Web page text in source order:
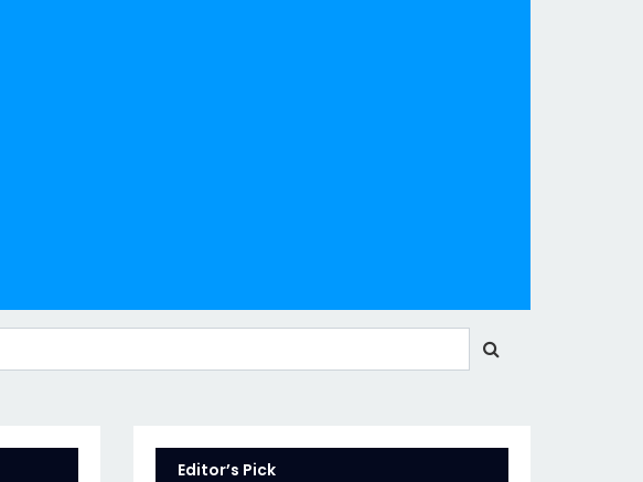
Editor’s Pick